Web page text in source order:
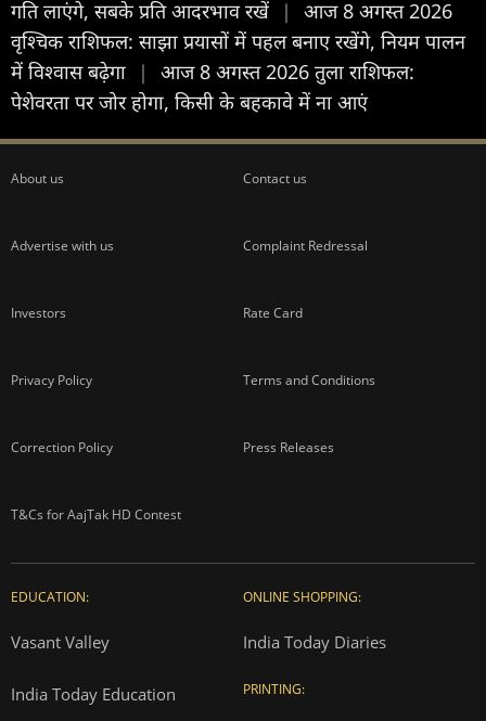
गति लाएंगे, सबके प्रति आदरभाव रखें
|
आज 8 अगस्त 2026
वृश्चिक राशिफल: साझा प्रयासों में पहल बनाए रखेंगे, नियम पालन
में विश्वास बढ़ेगा
|
आज 8 अगस्त 2026 तुला राशिफल:
पेशेवरता पर जोर होगा, किसी के बहकावे में ना आएं
About us Contact us
Advertise with us Complaint Redressal
Investors Rate Card
Privacy Policy Terms and Conditions
Correction Policy Press Releases
T&Cs for AajTak HD Contest
EDUCATION:
Vasant Valley
India Today Education
ONLINE SHOPPING:
India Today Diaries
PRINTING: